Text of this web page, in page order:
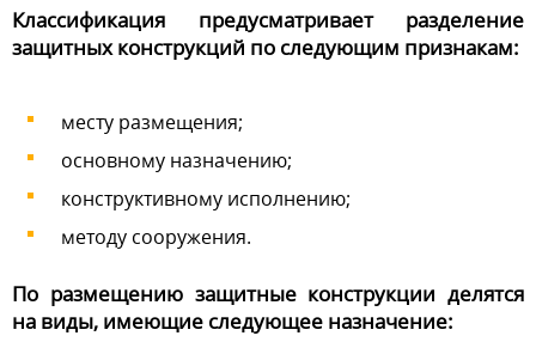
Классификация предусматривает разделение
защитных конструкций по следующим признакам:
месту размещения;
основному назначению;
конструктивному исполнению;
методу сооружения.
По размещению защитные конструкции делятся
на виды, имеющие следующее назначение: